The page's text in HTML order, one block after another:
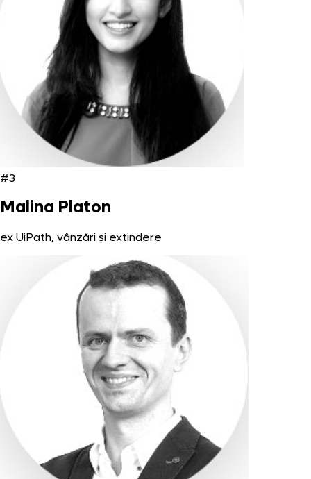
#3
Malina Platon
ex UiPath, vânzări și extindere